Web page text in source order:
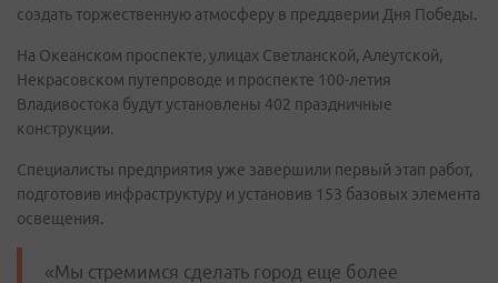
создать торжественную атмосферу в преддверии Дня Победы.
На Океанском проспекте, улицах Светланской, Алеутской,
Некрасовском путепроводе и проспекте 100-летия
Владивостока будут установлены 402 праздничные
конструкции.
Специалисты предприятия уже завершили первый этап работ,
подготовив инфраструктуру и установив 153 базовых элемента
освещения.
«Мы стремимся сделать город еще более